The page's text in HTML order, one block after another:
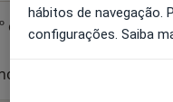
Rua de Júlio Dinis nº 826, 5º e 6º andar, Porto Mapa
hábitos de navegação.
configurações. Saiba